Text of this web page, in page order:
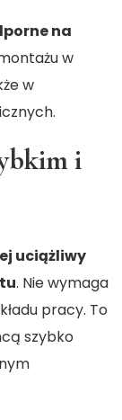
na
w
w
i
uciążliwy
. Nie wymaga
pracy. To
szybko